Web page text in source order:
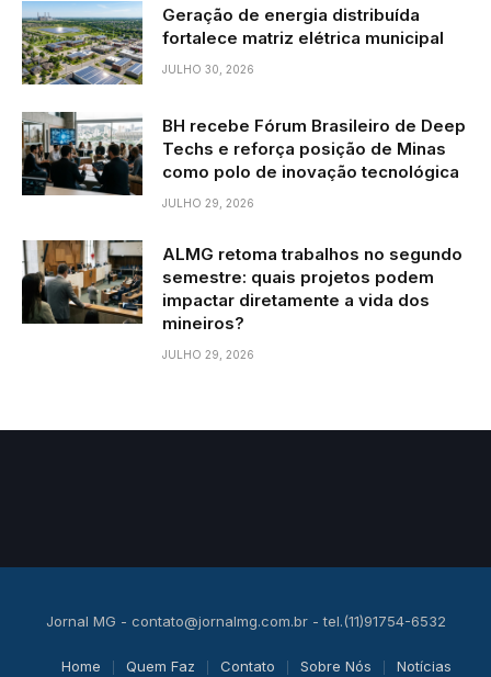
Geração de energia distribuída
fortalece matriz elétrica municipal
JULHO 30, 2026
BH recebe Fórum Brasileiro de Deep
Techs e reforça posição de Minas
como polo de inovação tecnológica
JULHO 29, 2026
ALMG retoma trabalhos no segundo
semestre: quais projetos podem
impactar diretamente a vida dos
mineiros?
JULHO 29, 2026
Jornal MG - contato@jornalmg.com.br- tel.(11)91754-6532
Home Quem Faz Contato Sobre Nós Notícias